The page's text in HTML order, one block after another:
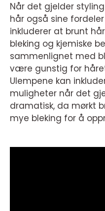
Når det gjelder
hår også sine
inkluderer at brunt
bleking og kjemiske
sammenlignet med
være gunstig for
Ulempene kan
muligheter når det
dramatisk, da mørkt
mye bleking for å